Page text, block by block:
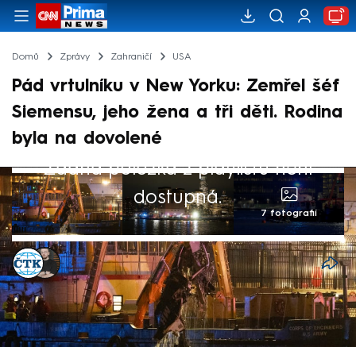
Domů Zprávy Zahraničí USA
Pád vrtulníku v New Yorku: Zemřel šéf
Siemensu, jeho žena a tři děti. Rodina
byla na dovolené
Žádná položka z playlistu není
dostupná.
7 fotografií
ČTK,Marek Pausz
Akt. 11. dub 2025, 06:07• 10. dub 2025, 22:16
Šest lidí, včetně tří dětí, zahynulo při
čtvrtečním pádu vrtulníku do řeky Hudson v